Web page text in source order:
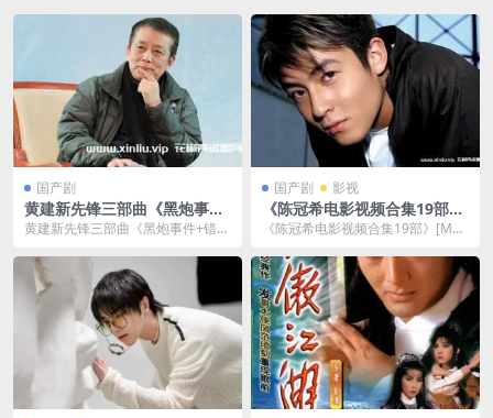
国产剧
黄建新先锋三部曲《黑炮事件
+错位+轮回》高清国语中字[M
黄建新先锋三部曲《黑炮事件+错位
B]百...
国产剧 影视
《陈冠希电影视频合集19部》
[MP4]云网盘下载
《陈冠希电影视频合集19部》[MP
网盘下载后解压...